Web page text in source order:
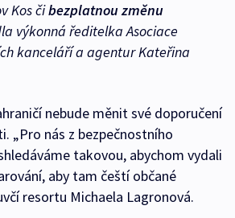
Kos čibezplatnou změnu
výkonná ředitelka Asociace
kanceláří a agentur Kateřina
nebude měnit své doporučení
„Pro nás z bezpečnostního
takovou, abychom vydali
aby tam čeští občané
resortu Michaela Lagronová.